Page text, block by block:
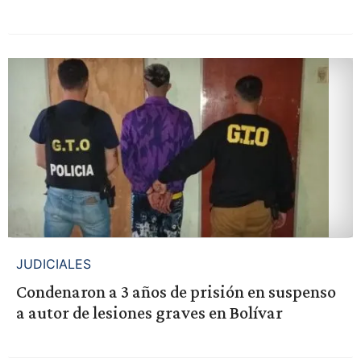
JUDICIALES
Condenaron a 3 años de prisión en suspenso
a autor de lesiones graves en Bolívar